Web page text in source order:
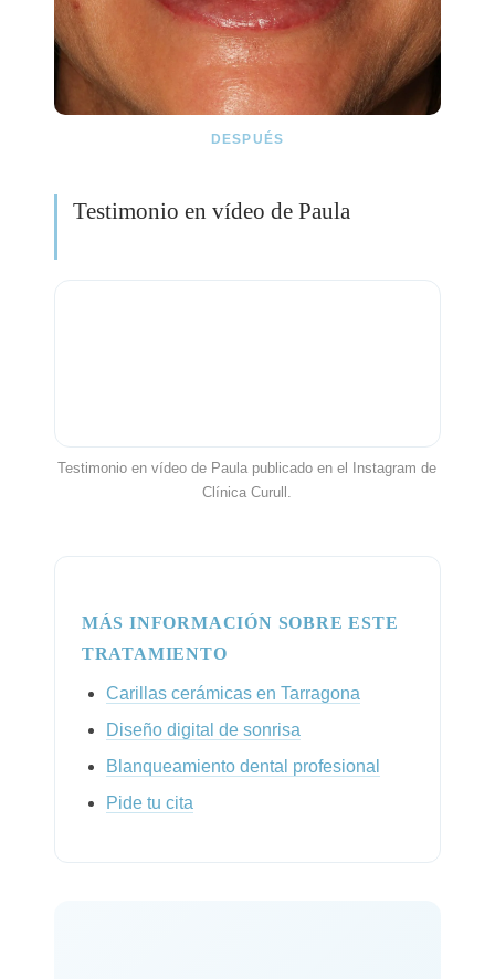
DESPUÉS
Testimonio en vídeo de Paula
Testimonio en vídeo de Paula publicado en el Instagram de
Clínica Curull.
MÁS INFORMACIÓN SOBRE ESTE
TRATAMIENTO
Carillas cerámicas en Tarragona
Diseño digital de sonrisa
Blanqueamiento dental profesional
Pide tu cita